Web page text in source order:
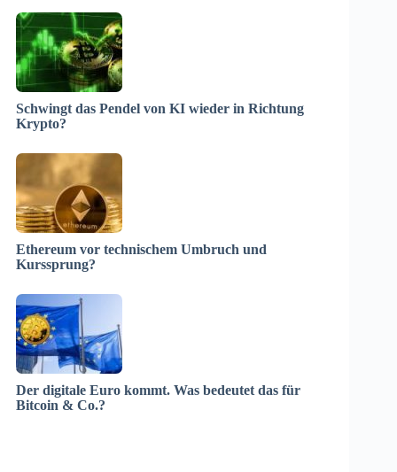
Schwingt das Pendel von KI wieder in Richtung
Krypto?
Ethereum vor technischem Umbruch und
Kurssprung?
Der digitale Euro kommt. Was bedeutet das für
Bitcoin & Co.?